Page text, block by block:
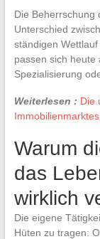
Die Beherrschung
Unterschied
ständigen
passen sich heute
Spezialisierung
Weiterlesen : Die
Warum
das
wirklich
Die eigene
Hüten zu tragen: